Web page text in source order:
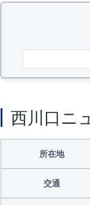
西川口ニ
所在地
交通